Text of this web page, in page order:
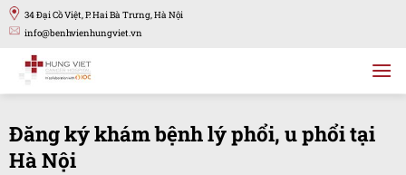
Bỏ
qua
dung
34 Đại Cồ Việt, P. Hai Bà Trưng, Hà Nội
info@benhvienhungviet.vn
Đăng ký khám bệnh lý phổi, u phổi tại
Hà Nội